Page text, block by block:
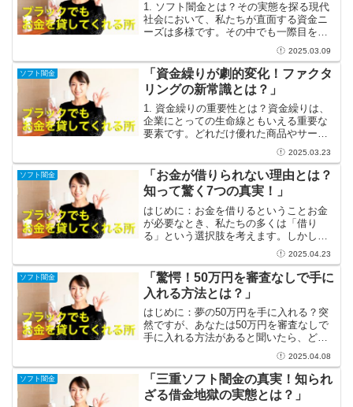
1. ソフト闇金とは？その実態を探る現代
社会において、私たちが直面する資金ニ
ーズは多様です。その中でも一際目を引
く存在が「ソフト闇金」です。従来の闇
金と異なり、比較的温和な条件で融資を
行うことから「ソフト」と名付けられて
います。この金融サー...
2025.03.09
ソフト闇金
「資金繰りが劇的変化！ファクタ
リングの新常識とは？」
1. 資金繰りの重要性とは？資金繰りは、
企業にとっての生命線ともいえる重要な
要素です。どれだけ優れた商品やサービ
スを提供していても、資金がなければビ
ジネスは成り立ちません。しかし、資金
繰りで悩む経営者は多く、特に納品のタ
イミングと請求書の支...
2025.03.23
ソフト闇金
「お金が借りられない理由とは？
知って驚く7つの真実！」
はじめに：お金を借りるということお金
が必要なとき、私たちの多くは「借り
る」という選択肢を考えます。しかし、
意外にもお金を借りることができない理
由は多岐にわたります。「どうしてそん
なに難しいの？」と感じるかもしれませ
ん。今回は、その理由を7つ...
2025.04.23
ソフト闇金
「驚愕！50万円を審査なしで手に
入れる方法とは？」
はじめに：夢の50万円を手に入れる？突
然ですが、あなたは50万円を審査なしで
手に入れる方法があると聞いたら、どう
思いますか？多くの人が「そんな話、ど
こにあるの？」と疑いの目を向けるかも
しれません。しかし、実は我々の日常生
活の中に、思わぬ形で...
2025.04.08
ソフト闇金
「三重ソフト闇金の真実！知られ
ざる借金地獄の実態とは？」